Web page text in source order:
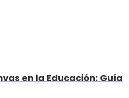
en la Educación: Guía